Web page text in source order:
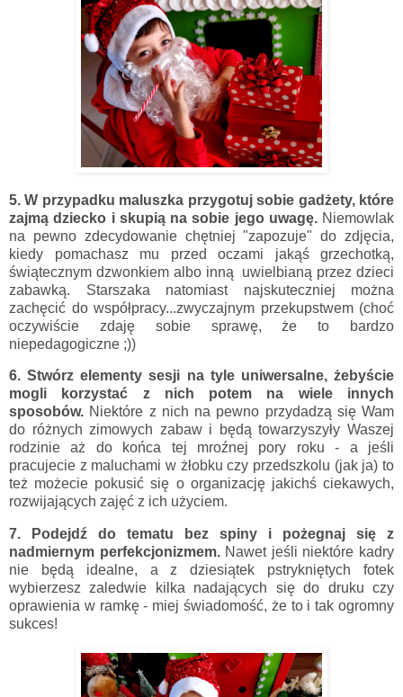
5. W przypadku maluszka przygotuj sobie gadżety, które
zajmą dziecko i skupią na sobie jego uwagę. Niemowlak
na pewno zdecydowanie chętniej "zapozuje" do zdjęcia,
kiedy pomachasz mu przed oczami jakąś grzechotką,
świątecznym dzwonkiem albo inną uwielbianą przez dzieci
zabawką. Starszaka natomiast najskuteczniej można
zachęcić do współpracy...zwyczajnym przekupstwem (choć
oczywiście zdaję sobie sprawę, że to bardzo
niepedagogiczne ;))
6.Stwórz elementy sesji na tyle uniwersalne, żebyście
mogli korzystać z nich potem na wiele innych
sposobów. Niektóre z nich na pewno przydadzą się Wam
do różnych zimowych zabaw i będą towarzyszyły Waszej
rodzinie aż do końca tej mroźnej pory roku - a jeśli
pracujecie z maluchami w żłobku czy przedszkolu (jak ja) to
też możecie pokusić się o organizację jakichś ciekawych,
rozwijających zajęć z ich użyciem.
7. Podejdź do tematu bez spiny i pożegnaj się z
nadmiernym perfekcjonizmem.Nawet jeśli niektóre kadry
nie będą idealne, a z dziesiątek pstrykniętych fotek
wybierzesz zaledwie kilka nadających się do druku czy
oprawienia w ramkę - miej świadomość, że to i tak ogromny
sukces!